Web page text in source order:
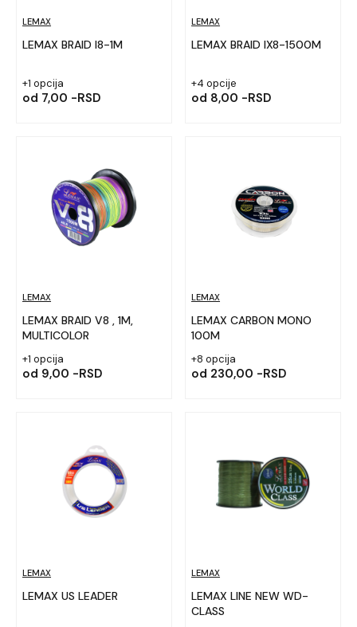
LEMAX
LEMAX BRAID I8-1M
+1 opcija
od 7,00 -RSD
LEMAX
LEMAX BRAID IX8-1500M
+4 opcije
od 8,00 -RSD
LEMAX
LEMAX BRAID V8 , 1M,
MULTICOLOR
+1 opcija
od 9,00 -RSD
LEMAX
LEMAX CARBON MONO
100M
+8 opcija
od 230,00 -RSD
LEMAX
LEMAX US LEADER
LEMAX
LEMAX LINE NEW WD-
CLASS